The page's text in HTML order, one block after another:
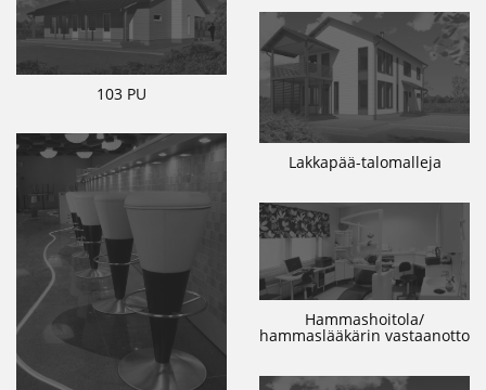
103 PU
Lakkapää-talomalleja
Hammashoitola/
hammaslääkärin vastaanotto